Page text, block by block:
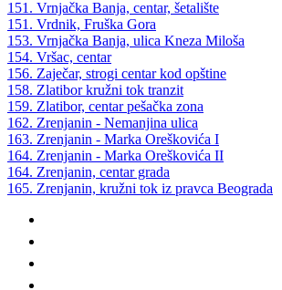
151. Vrnjačka Banja, centar, šetalište
151. Vrdnik, Fruška Gora
153. Vrnjačka Banja, ulica Kneza Miloša
154. Vršac, centar
156. Zaječar, strogi centar kod opštine
158. Zlatibor kružni tok tranzit
159. Zlatibor, centar pešačka zona
162. Zrenjanin - Nemanjina ulica
163. Zrenjanin - Marka Oreškovića I
164. Zrenjanin - Marka Oreškovića II
164. Zrenjanin, centar grada
165. Zrenjanin, kružni tok iz pravca Beograda